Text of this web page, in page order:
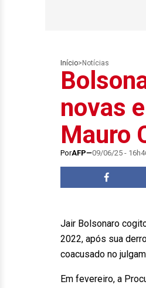
Início> Notícias
novas
Mauro
PorAFP 09/06/25 -
Jair Bolsonaro
2022, após sua
coacusado no
Em fevereiro, a